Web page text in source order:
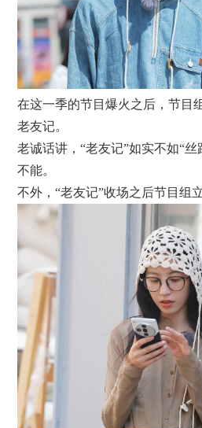
在这一季的节目爆火之后，节目
老友记。
老诚话讲，“老友记”如实不如“
不能。
不外，“老友记”收场之后节目组